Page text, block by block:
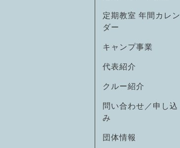
定期教室 年間カレン
ダー
キャンプ事業
代表紹介
クルー紹介
問い合わせ／申し込
み
団体情報